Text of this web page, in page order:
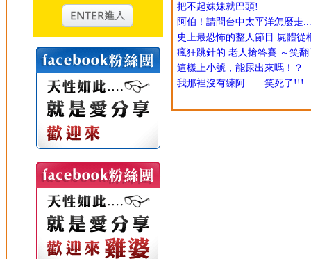
把不起妹妹就巴頭!
阿伯！請問台中太平洋怎麼走...
史上最恐怖的整人節目 屍體從
瘋狂跳針的 老人搶答賽 ～笑
這樣上小號，能尿出來嗎！？
我那裡沒有練阿……笑死了!!!